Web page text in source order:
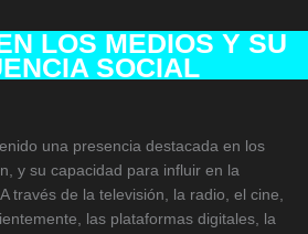
LOS MEDIOS Y SU
SOCIAL
una presencia destacada en los
y su capacidad para influir en la
través de la televisión, la radio, el cine,
las plataformas digitales, la